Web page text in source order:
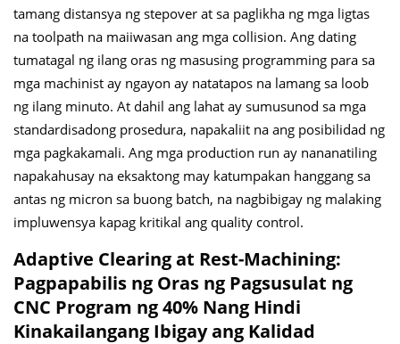
tamang distansya ng stepover at sa paglikha ng mga ligtas
na toolpath na maiiwasan ang mga collision. Ang dating
tumatagal ng ilang oras ng masusing programming para sa
mga machinist ay ngayon ay natatapos na lamang sa loob
ng ilang minuto. At dahil ang lahat ay sumusunod sa mga
standardisadong prosedura, napakaliit na ang posibilidad ng
mga pagkakamali. Ang mga production run ay nananatiling
napakahusay na eksaktong may katumpakan hanggang sa
antas ng micron sa buong batch, na nagbibigay ng malaking
impluwensya kapag kritikal ang quality control.
Adaptive Clearing at Rest-Machining:
Pagpapabilis ng Oras ng Pagsusulat ng
CNC Program ng 40% Nang Hindi
Kinakailangang Ibigay ang Kalidad